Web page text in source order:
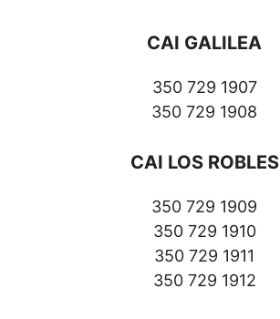
CAI GALILEA
350 729 1907
350 729 1908
CAI LOS ROBLES
350 729 1909
350 729 1910
350 729 1911
350 729 1912